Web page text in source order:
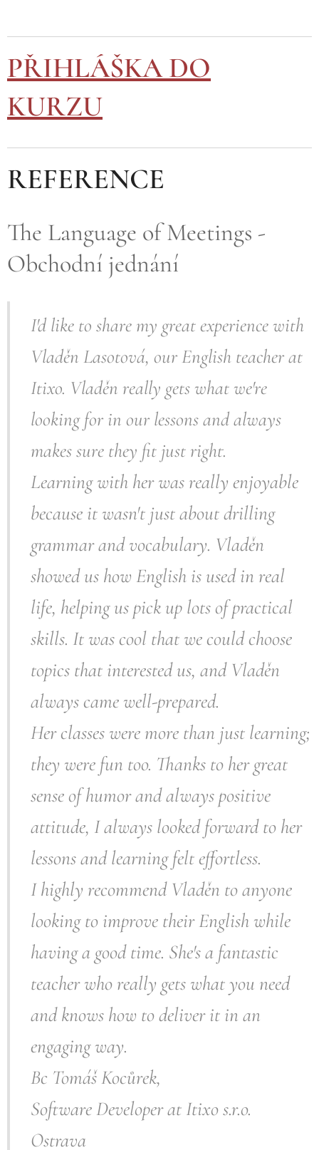
PŘIHLÁŠKA DO
KURZU
REFERENCE
The Language of Meetings -
Obchodní jednání
I'd like to share my great experience with
Vladěn Lasotová, our English teacher at
Itixo. Vladěn really gets what we're
looking for in our lessons and always
makes sure they fit just right.
Learning with her was really enjoyable
because it wasn't just about drilling
grammar and vocabulary. Vladěn
showed us how English is used in real
life, helping us pick up lots of practical
skills. It was cool that we could choose
topics that interested us, and Vladěn
always came well-prepared.
Her classes were more than just learning;
they were fun too. Thanks to her great
sense of humor and always positive
attitude, I always looked forward to her
lessons and learning felt effortless.
I highly recommend Vladěn to anyone
looking to improve their English while
having a good time. She's a fantastic
teacher who really gets what you need
and knows how to deliver it in an
engaging way.
Bc Tomáš Kocůrek,
Software Developer at Itixo s.r.o.
Ostrava